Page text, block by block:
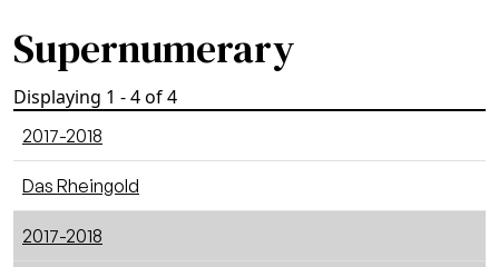
Supernumerary
Displaying 1 - 4 of 4
2017-2018
Das Rheingold
2017-2018